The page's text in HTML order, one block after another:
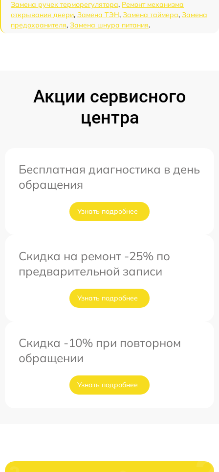
Замена ручек терморегулятора, Ремонт механизма
открывания двери, Замена ТЭН, Замена таймера, Замена
предохранителя, Замена шнура питания.
Акции сервисного
центра
Бесплатная диагностика в день
обращения
Узнать подробнее
Скидка на ремонт -25% по
предварительной записи
Узнать подробнее
Скидка -10% при повторном
обращении
Узнать подробнее